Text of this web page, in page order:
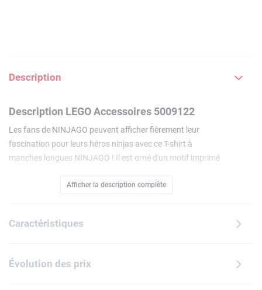
Description
Description LEGO Accessoires 5009122
Les fans de NINJAGO peuvent afficher fièrement leur
fascination pour leurs héros ninjas avec ce T-shirt à
manches longues NINJAGO ! Il est orné d'un motif imprimé
message « BE NINJA ». Idée de cadeau très apprécié, ce T-
Afficher la description complète
Caractéristiques
Évolution des prix